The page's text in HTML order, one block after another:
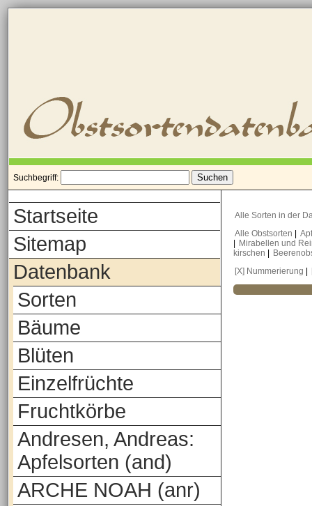
Suchbegriff:
Startseite
Sitemap
Datenbank
Sorten
Bäume
Blüten
Einzelfrüchte
Fruchtkörbe
Andresen, Andreas:
Apfelsorten (and)
ARCHE NOAH (anr)
Alle Sorten in der
Alle Obstsorten
Mirabellen und
kirschen
[X] Nummerierung